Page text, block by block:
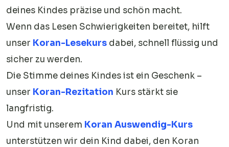
deines Kindes präzise und schön macht.
Wenn das Lesen Schwierigkeiten bereitet, hilft
unser Koran-Lesekurs dabei, schnell flüssig und
sicher zu werden.
Die Stimme deines Kindes ist ein Geschenk –
unser Koran-Rezitation Kurs stärkt sie
langfristig.
Und mit unserem Koran Auswendig-Kurs
unterstützen wir dein Kind dabei, den Koran